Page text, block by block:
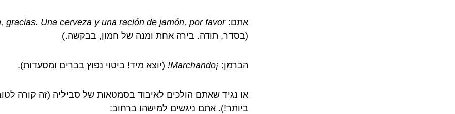
אתם:gracias. Una cerveza y una ración de jamón, por favor.
(בסדר, תודה. בירה אחת ומנה של חמון, בבקשה.)
הברמן: ¡Marchando! (יוצא מיד! ביטוי נפוץ בברים ומסעדות).
או נגיד שאתם הולכים לאיבוד בסמטאות של סביליה (זה קורה
ביותר!). אתם ניגשים למישהו ברחוב: